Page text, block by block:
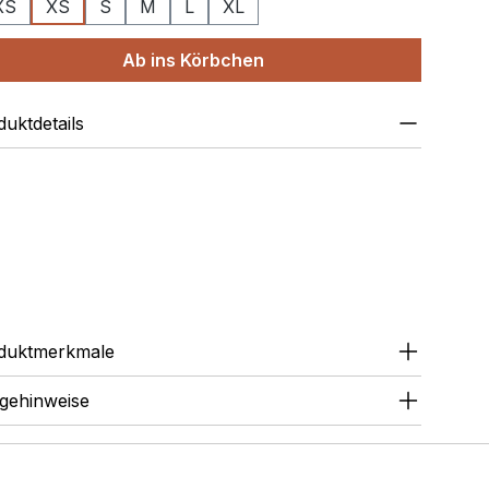
XS S M L XL
Ab ins Körbchen